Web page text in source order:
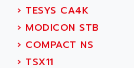
MAESTRO
J2-SUPER SERIES
VFD
TFS
ARISTON
ARITECH
ARIZONA
ARL
› TESYS CA4K
› MODICON STB
› COMPACT NS
› TSX11